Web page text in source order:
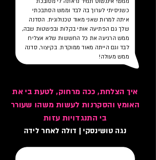
כשניסיתי לערוך בה לבד וממש הסתבכתי
איתה למרות שאני מאוד טכנולוגית. הסדנה
שלך גם הפתיעה אותי בקלות ובפשטות שבה,
ממש הרגיעה את כל החששות שלא אצליח
לבד וגם הייתה מאוד ממוקדת. בקיצור, סדנה
ממש מעולה!
איך הצלחת, ככה מרחוק, לטעת בי את
האומץ והסקרנות לעשות משהו שעורר
בי התנגדויות עזות
נגה טושינסקי | דולה לאחר לידה